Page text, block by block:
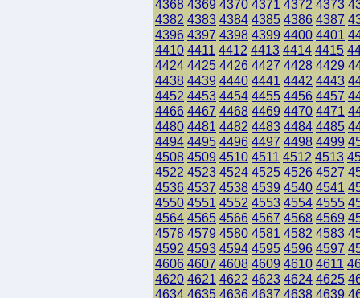
4368 4369 4370 4371 4372 4373
4382 4383 4384 4385 4386 4387
4396 4397 4398 4399 4400 4401
4410 4411 4412 4413 4414 4415
4424 4425 4426 4427 4428 4429
4438 4439 4440 4441 4442 4443
4452 4453 4454 4455 4456 4457
4466 4467 4468 4469 4470 4471
4480 4481 4482 4483 4484 4485
4494 4495 4496 4497 4498 4499
4508 4509 4510 4511 4512 4513
4522 4523 4524 4525 4526 4527
4536 4537 4538 4539 4540 4541
4550 4551 4552 4553 4554 4555
4564 4565 4566 4567 4568 4569
4578 4579 4580 4581 4582 4583
4592 4593 4594 4595 4596 4597
4606 4607 4608 4609 4610 4611
4620 4621 4622 4623 4624 4625
4634 4635 4636 4637 4638 4639